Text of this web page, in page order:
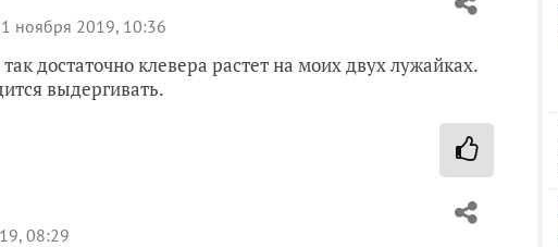
ноября 2019, 10:36
достаточно клевера растет на моих двух лужайках.
выдергивать.
08:29